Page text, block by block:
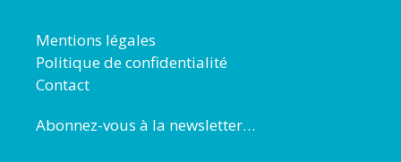
Mentions légales
Politique de confidentialité
Contact
Abonnez-vous à la newsletter…